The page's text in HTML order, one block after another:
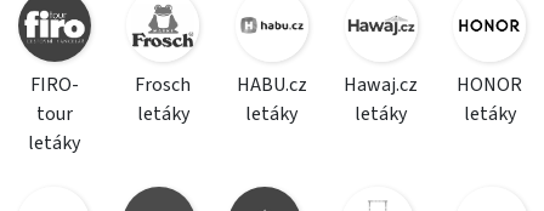
FIRO-
tour
letáky
Frosch
letáky
HABU.cz
letáky
Hawaj.cz
letáky
HONOR
letáky